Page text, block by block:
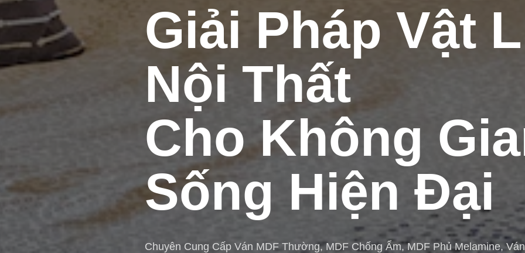
Giải Pháp Vật
Nội Thất
Cho Không
Sống Hiện Đại
Chuyên Cung Cấp Ván MDF Thường, MDF Chống Ẩm, MDF Phủ Melamine,